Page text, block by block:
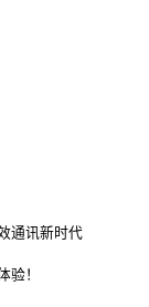
通讯新时代
验！